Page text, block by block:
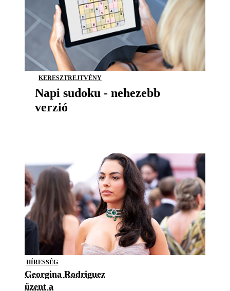
KERESZTREJTVÉNY
Napi sudoku - nehezebb
verzió
HÍRESSÉG
Georgina Rodriguez
üzent a